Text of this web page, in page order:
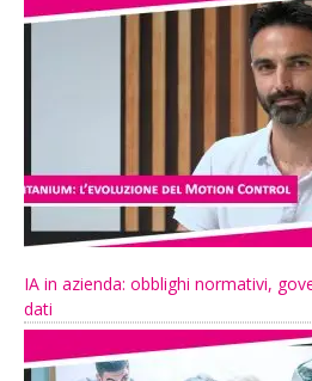
IA in azienda: obblighi normativi,
dati